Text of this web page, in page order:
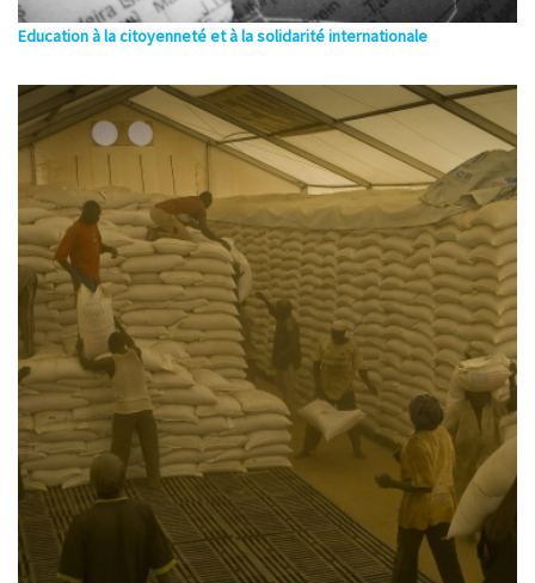
Education à la citoyenneté et à la solidarité internationale